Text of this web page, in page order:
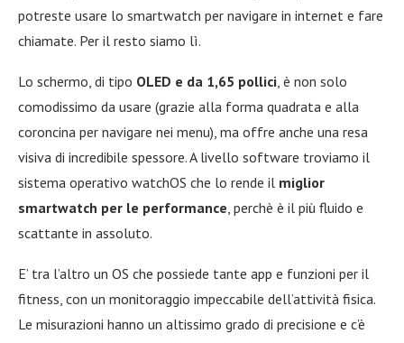
potreste usare lo smartwatch per navigare in internet e fare
chiamate. Per il resto siamo lì.
Lo schermo, di tipo OLED e da 1,65 pollici , è non solo
comodissimo da usare (grazie alla forma quadrata e alla
coroncina per navigare nei menu), ma offre anche una resa
visiva di incredibile spessore. A livello software troviamo il
sistema operativo watchOS che lo rende il miglior
smartwatch per le performance , perchè è il più fluido e
scattante in assoluto.
E’ tra l’altro un OS che possiede tante app e funzioni per il
fitness, con un monitoraggio impeccabile dell’attività fisica.
Le misurazioni hanno un altissimo grado di precisione e c’è